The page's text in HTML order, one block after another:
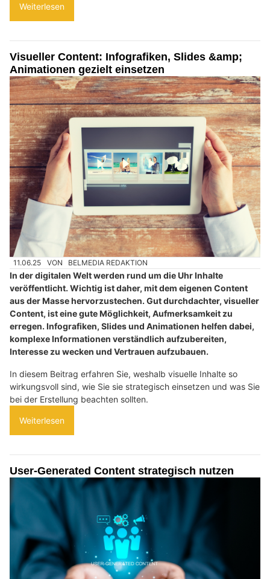
Weiterlesen
Visueller Content: Infografiken, Slides &amp;
Animationen gezielt einsetzen
11.06.25 VON BELMEDIA REDAKTION
In der digitalen Welt werden rund um die Uhr Inhalte
veröffentlicht. Wichtig ist daher, mit dem eigenen Content
aus der Masse hervorzustechen. Gut durchdachter, visueller
Content, ist eine gute Möglichkeit, Aufmerksamkeit zu
erregen. Infografiken, Slides und Animationen helfen dabei,
komplexe Informationen verständlich aufzubereiten,
Interesse zu wecken und Vertrauen aufzubauen.
In diesem Beitrag erfahren Sie, weshalb visuelle Inhalte so
wirkungsvoll sind, wie Sie sie strategisch einsetzen und was Sie
bei der Erstellung beachten sollten.
Weiterlesen
User-Generated Content strategisch nutzen